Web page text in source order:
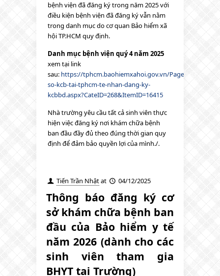
bệnh viện đã đăng ký trong năm 2025 với
điều kiện bệnh viện đã đăng ký vẫn nằm
trong danh mục do cơ quan Bảo hiểm xã
hội TP.HCM quy định.
Danh mục bệnh viện quý 4 năm 2025
xem tại link
sau: https://tphcm.baohiemxahoi.gov.vn/Pages/co-
so-kcb-tai-tphcm-te-nhan-dang-ky-
kcbbd.aspx?CateID=268&ItemID=16415
Nhà trường yêu cầu tất cả sinh viên thực
hiện việc đăng ký nơi khám chữa bệnh
ban đầu đầy đủ theo đúng thời gian quy
định để đảm bảo quyền lợi của mình./.
Tiến Trần Nhậtat 04/12/2025
Thông báo đăng ký cơ
sở khám chữa bệnh ban
đầu của Bảo hiểm y tế
năm 2026 (dành cho các
sinh viên tham gia
BHYT tại Trường)